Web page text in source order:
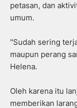
petasan, dan
umum.
"Sudah sering
maupun perang
Helena.
Oleh karena itu
memberikan